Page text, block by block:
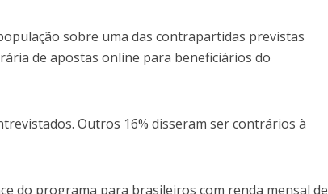
sobre uma das contrapartidas previstas
de apostas online para beneficiários do
Outros 16% disseram ser contrários à
do programa para brasileiros com renda mensal de